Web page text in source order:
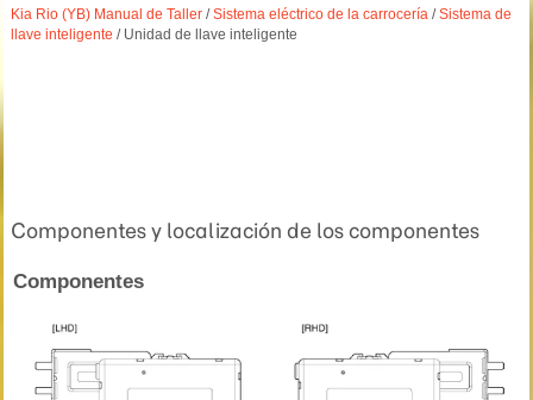
Kia Rio (YB) Manual de Taller /Sistema eléctrico de la carrocería /Sistema de
llave inteligente / Unidad de llave inteligente
Componentes y localización de los componentes
Componentes